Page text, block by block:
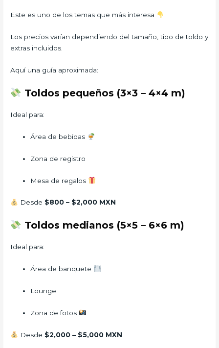
Este es uno de los temas que más interesa
Los precios varían dependiendo del tamaño, tipo de toldo y
extras incluidos.
Aquí una guía aproximada:
Toldos pequeños (3×3 – 4×4 m)
Ideal para:
Área de bebidas
Zona de registro
Mesa de regalos
Desde $800 – $2,000 MXN
Toldos medianos (5×5 – 6×6 m)
Ideal para:
Área de banquete
Lounge
Zona de fotos
Desde $2,000 – $5,000 MXN